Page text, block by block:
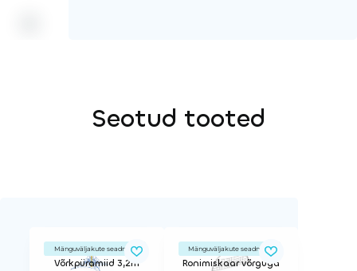
Seotud tooted
Mänguväljakute seadmed
Võrkpüramiid 3,2m
Mänguväljakute seadmed
Ronimiskaar võrguga